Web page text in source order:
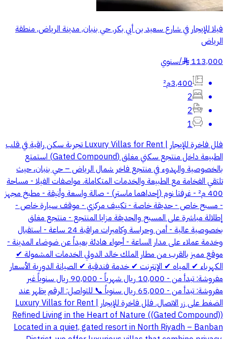
فيلا للإيجار في شارع سعيد بن أبي بكر, حي بنبان, مدينة الرياض, منطقة
الرياض
113,000
§
/سنوي
3,400م²
2
2
1
فلل فاخرة للإيجار | Luxury Villas for Rent تجربة سكن راقية في قلب
الطبيعة داخل منتجع سكني مغلق (Gated Compound) استمتع
بالخصوصية والهدوء في منتجع فاخر شمال الرياض – حي بنبان، حيث
تلتقي الفخامة مع الطبيعة والخدمات المتكاملة. مواصفات الفيلا - مساحة
400 م² - غرفتا نوم (إحداهما ماستر) - صالة واسعة وأنيقة - مطبخ مجهز
- مسبح خاص - حديقة خاصة - تكييف مركزي - موقف سيارة خاص -
إطلالة مباشرة على المسبح والحديقة مزايا المنتجع - منتجع مغلق
بخصوصية عالية - أمن وحراسة وكاميرات مراقبة 24 ساعة - استقبال
وخدمة عملاء على مدار الساعة - أجواء هادئة بعيداً عن ضوضاء المدينة -
موقع مميز بالقرب من مطار الملك خالد الدولي الخدمات المشمولة ✔
الكهرباء ✔ المياه ✔ الإنترنت ✔ خدمة فندقية ✔ الصيانة الدورية الأسعار
مفروشة: تبدأ من - 10,000 ريال شهرياً - 90,000 ريال سنوياً غير
مفروشة: تبدأ من - 65,000 ريال سنوياً 📞 للتواصل: الرقم يظهر عند
الضغط على زر الاتصال. فلل فاخرة للإيجار | Luxury Villas for Rent
Refined Living in the Heart of Nature ((Gated Compound))
Located in a quiet, gated resort in North Riyadh – Banban